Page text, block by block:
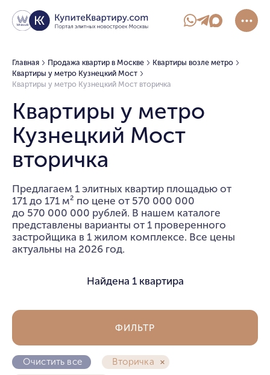
Главная Продажа квартир в Москве
Квартиры возле метро
Квартиры у метро Кузнецкий Мост
Квартиры у метро Кузнецкий Мост вторичка
Квартиры у метро
Кузнецкий Мост
вторичка
Предлагаем 1 элитных квартир площадью от
171 до 171 м² по цене от 570 000 000
до 570 000 000 рублей. В нашем каталоге
представлены варианты от 1 проверенного
застройщика в 1 жилом комплексе. Все цены
актуальны на 2026 год.
Найдена 1 квартира
Очистить все
Вторичка
ФИЛЬТР